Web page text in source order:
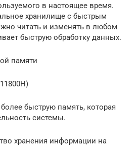
в настоящее время.
хранилище с быстрым
читать и изменять в любом
быструю обработку данных.
памяти
быструю память, которая
системы.
хранения информации на